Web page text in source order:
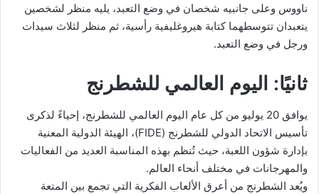
ناووس وعلى جانبيه شخصان في وضع التعبد، يليه منظر لشخصين
يتعبدان تتوسطهما كتابة هيروغليفية رأسية، ثم منظر لثلاث سيدات
ورجل في وضع التعبد.
ثانيًا: اليوم العالمي للشطرنج
يوافق 20 يوليو من كل عام اليوم العالمي للشطرنج، إحياءً لذكرى
تأسيس الاتحاد الدولي للشطرنج (FIDE)، الهيئة الدولية المعنية
بإدارة شؤون اللعبة، حيث تُنظم بهذه المناسبة العديد من الفعاليات
والمهرجانات في مختلف أنحاء العالم.
ويُعد الشطرنج من أعرق الألعاب الفكرية التي تجمع بين المتعة